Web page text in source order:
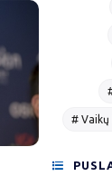
# Vaikų